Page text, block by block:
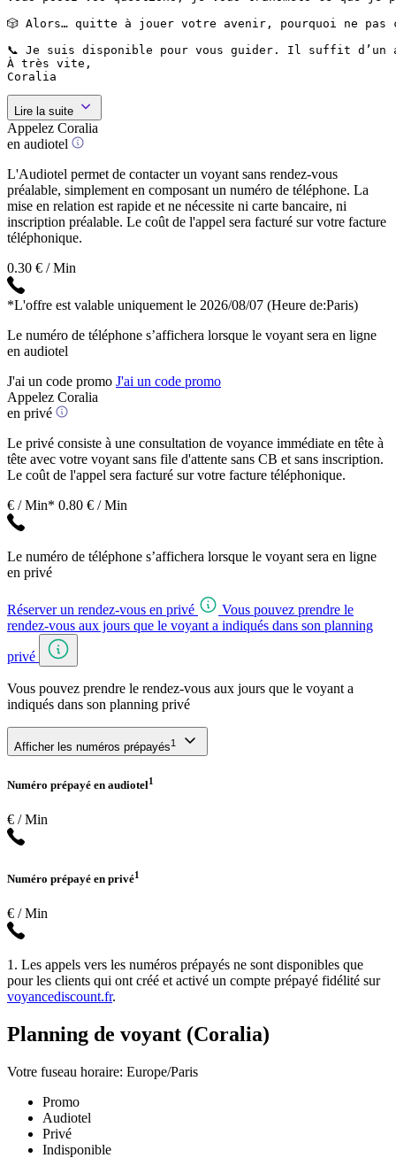
🎲 Alors… quitte à jouer votre avenir, pourquoi ne pas
📞 Je suis disponible pour vous guider. Il suffit d’un
À très vite,
Coralia
Lire la suite
Appelez Coralia
en audiotel
L'Audiotel permet de contacter un voyant sans rendez-vous
préalable, simplement en composant un numéro de téléphone. La
mise en relation est rapide et ne nécessite ni carte bancaire, ni
inscription préalable. Le coût de l'appel sera facturé sur votre facture
téléphonique.
0.30 € / Min
*L'offre est valable uniquement le 2026/08/07 (Heure de:Paris)
Le numéro de téléphone s’affichera lorsque le voyant sera en ligne
en audiotel
J'ai un code promo J'ai un code promo
Appelez Coralia
en privé
Le privé consiste à une consultation de voyance immédiate en tête à
tête avec votre voyant sans file d'attente sans CB et sans inscription.
Le coût de l'appel sera facturé sur votre facture téléphonique.
€ / Min* 0.80 € / Min
Le numéro de téléphone s’affichera lorsque le voyant sera en ligne
en privé
Réserver un rendez-vous en privé
Vous pouvez prendre le
rendez-vous aux jours que le voyant a indiqués dans son planning
privé
Vous pouvez prendre le rendez-vous aux jours que le voyant a
indiqués dans son planning privé
Afficher les numéros prépayés1
Numéro prépayé en audiotel1
€ / Min
Numéro prépayé en privé1
€ / Min
1. Les appels vers les numéros prépayés ne sont disponibles que
pour les clients qui ont créé et activé un compte prépayé fidélité sur
voyancediscount.fr.
Planning de voyant (Coralia)
Votre fuseau horaire: Europe/Paris
Promo
Audiotel
Privé
Indisponible